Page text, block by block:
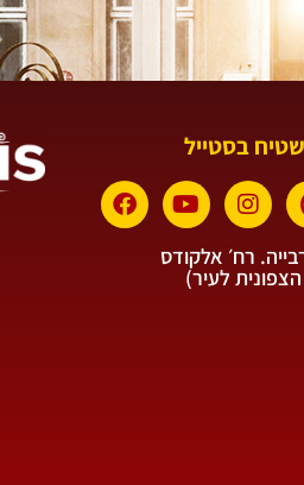
בסטייל
רח׳ אלקודס
לעיר)